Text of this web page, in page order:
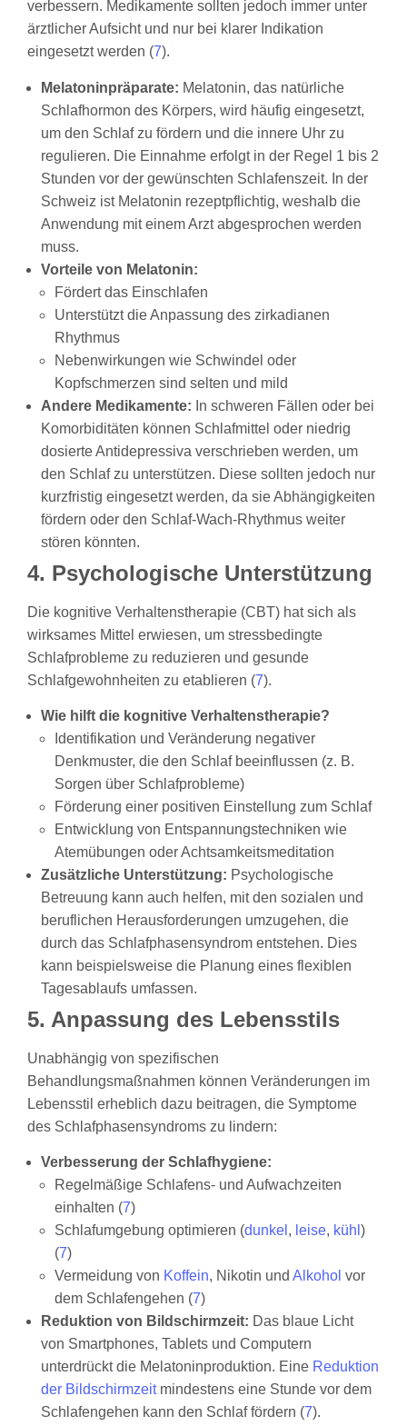
verbessern. Medikamente sollten jedoch immer unter
ärztlicher Aufsicht und nur bei klarer Indikation
eingesetzt werden (7).
Melatoninpräparate: Melatonin, das natürliche
Schlafhormon des Körpers, wird häufig eingesetzt,
um den Schlaf zu fördern und die innere Uhr zu
regulieren. Die Einnahme erfolgt in der Regel 1 bis 2
Stunden vor der gewünschten Schlafenszeit. In der
Schweiz ist Melatonin rezeptpflichtig, weshalb die
Anwendung mit einem Arzt abgesprochen werden
muss.
Vorteile von Melatonin:
Fördert das Einschlafen
Unterstützt die Anpassung des zirkadianen
Rhythmus
Nebenwirkungen wie Schwindel oder
Kopfschmerzen sind selten und mild
Andere Medikamente: In schweren Fällen oder bei
Komorbiditäten können Schlafmittel oder niedrig
dosierte Antidepressiva verschrieben werden, um
den Schlaf zu unterstützen. Diese sollten jedoch nur
kurzfristig eingesetzt werden, da sie Abhängigkeiten
fördern oder den Schlaf-Wach-Rhythmus weiter
stören könnten.
4. Psychologische Unterstützung
Die kognitive Verhaltenstherapie (CBT) hat sich als
wirksames Mittel erwiesen, um stressbedingte
Schlafprobleme zu reduzieren und gesunde
Schlafgewohnheiten zu etablieren (7).
Wie hilft die kognitive Verhaltenstherapie?
Identifikation und Veränderung negativer
Denkmuster, die den Schlaf beeinflussen (z. B.
Sorgen über Schlafprobleme)
Förderung einer positiven Einstellung zum Schlaf
Entwicklung von Entspannungstechniken wie
Atemübungen oder Achtsamkeitsmeditation
Zusätzliche Unterstützung: Psychologische
Betreuung kann auch helfen, mit den sozialen und
beruflichen Herausforderungen umzugehen, die
durch das Schlafphasensyndrom entstehen. Dies
kann beispielsweise die Planung eines flexiblen
Tagesablaufs umfassen.
5. Anpassung des Lebensstils
Unabhängig von spezifischen
Behandlungsmaßnahmen können Veränderungen im
Lebensstil erheblich dazu beitragen, die Symptome
des Schlafphasensyndroms zu lindern:
Verbesserung der Schlafhygiene:
Regelmäßige Schlafens- und Aufwachzeiten
einhalten (7)
Schlafumgebung optimieren (dunkel , leise, kühl )
(7)
Vermeidung von Koffein, Nikotin und Alkohol vor
dem Schlafengehen (7)
Reduktion von Bildschirmzeit: Das blaue Licht
von Smartphones, Tablets und Computern
unterdrückt die Melatoninproduktion. Eine Reduktion
der Bildschirmzeitmindestens eine Stunde vor dem
Schlafengehen kann den Schlaf fördern (7).